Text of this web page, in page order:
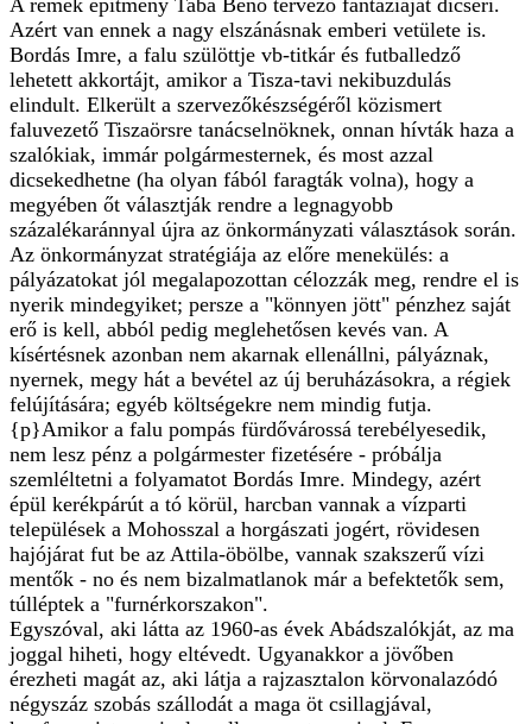
Azért van ennek a nagy elszánásnak emberi vetülete is.
Bordás Imre, a falu szülöttje vb-titkár és futballedző
lehetett akkortájt, amikor a Tisza-tavi nekibuzdulás
elindult. Elkerült a szervezőkészségéről közismert
faluvezető Tiszaörsre tanácselnöknek, onnan hívták haza a
szalókiak, immár polgármesternek, és most azzal
dicsekedhetne (ha olyan fából faragták volna), hogy a
megyében őt választják rendre a legnagyobb
százalékaránnyal újra az önkormányzati választások során.
Az önkormányzat stratégiája az előre menekülés: a
pályázatokat jól megalapozottan célozzák meg, rendre el is
nyerik mindegyiket; persze a "könnyen jött" pénzhez saját
erő is kell, abból pedig meglehetősen kevés van. A
kísértésnek azonban nem akarnak ellenállni, pályáznak,
nyernek, megy hát a bevétel az új beruházásokra, a régiek
felújítására; egyéb költségekre nem mindig futja.
{p}Amikor a falu pompás fürdővárossá terebélyesedik,
nem lesz pénz a polgármester fizetésére - próbálja
szemléltetni a folyamatot Bordás Imre. Mindegy, azért
épül kerékpárút a tó körül, harcban vannak a vízparti
települések a Mohosszal a horgászati jogért, rövidesen
hajójárat fut be az Attila-öbölbe, vannak szakszerű vízi
mentők - no és nem bizalmatlanok már a befektetők sem,
túlléptek a "furnérkorszakon".
Egyszóval, aki látta az 1960-as évek Abádszalókját, az ma
joggal hiheti, hogy eltévedt. Ugyanakkor a jövőben
érezheti magát az, aki látja a rajzasztalon körvonalazódó
négyszáz szobás szállodát a maga öt csillagjával,